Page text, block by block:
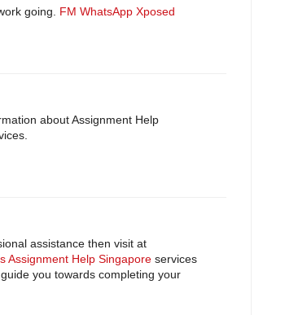
going.
FM WhatsApp Xposed
about Assignment Help
assistance then visit at
Assignment Help Singapore services
you towards completing your